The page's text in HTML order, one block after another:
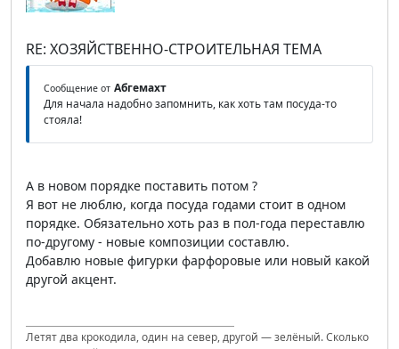
RE: ХОЗЯЙСТВЕННО-СТРОИТЕЛЬНАЯ ТЕМА
Сообщение от Абгемахт
Для начала надобно запомнить, как хоть там посуда-то
стояла!
А в новом порядке поставить потом ?
Я вот не люблю, когда посуда годами стоит в одном
порядке. Обязательно хоть раз в пол-года переставлю
по-другому - новые композиции составлю.
Добавлю новые фигурки фарфоровые или новый какой
другой акцент.
Летят два крокодила, один на север, другой — зелёный. Сколько